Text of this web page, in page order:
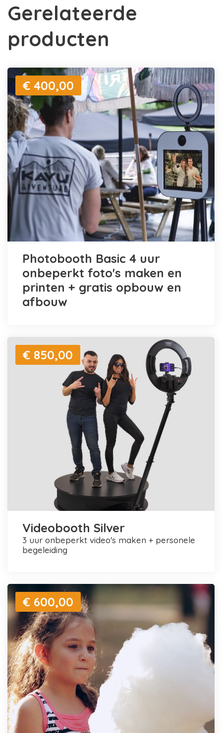
Gerelateerde
producten
€ 400,00
Photobooth Basic 4 uur
onbeperkt foto's maken en
printen + gratis opbouw en
afbouw
€ 850,00
Videobooth Silver
3 uur onbeperkt video's maken + personele
begeleiding
€ 600,00